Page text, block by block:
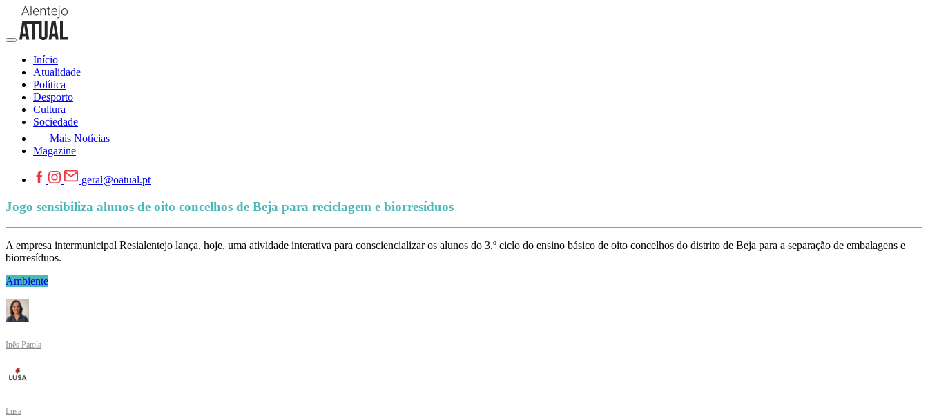
Início
Atualidade
Política
Desporto
Cultura
Sociedade
Mais Notícias
Magazine
geral@oatual.pt
Jogo sensibiliza alunos de oito concelhos de Beja para reciclagem e biorresíduos
A empresa intermunicipal Resialentejo lança, hoje, uma atividade interativa para consciencializar os alunos do 3.º ciclo do ensino básico de oito concelhos do distrito de Beja para a separação de embalagens e
biorresíduos.
Ambiente
Inês Patola
Lusa